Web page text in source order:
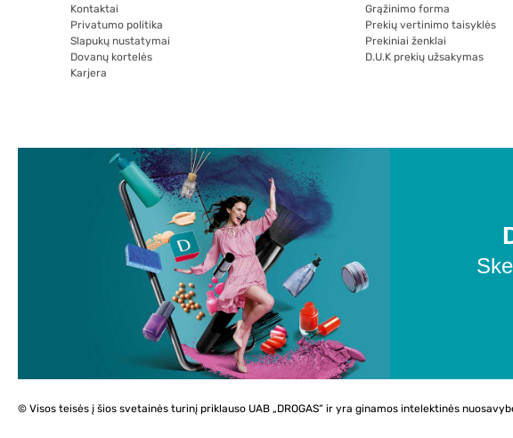
Kontaktai
Privatumo politika
Slapukų nustatymai
Dovanų kortelės
Karjera
Grąžinimo forma
Prekių vertinimo taisyklės
Prekiniai ženklai
D.U.K prekių užsakymas
© Visos teisės į šios svetainės turinį priklauso UAB „DROGAS“ ir yra ginamos intelektinės